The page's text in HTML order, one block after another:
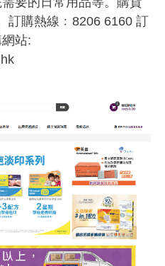
訂購熱線﹕8206 6160 訂
站: